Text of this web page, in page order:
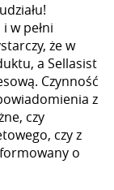
w pełni
że w
a Sellasist
Czynność
z
czy
czy z
o